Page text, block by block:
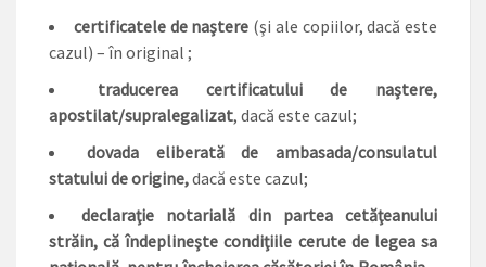
certificatele de naştere (şi ale copiilor, dacă este
cazul) – în original ;
traducerea certificatului de naştere,
apostilat/supralegalizat, dacă este cazul;
dovada eliberată de ambasada/consulatul
statului de origine,dacă este cazul;
declaraţie notarială din partea cetăţeanului
străin, că îndeplineşte condiţiile cerute de legea sa